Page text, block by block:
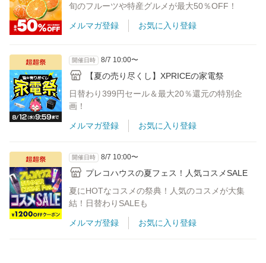
旬のフルーツや特産グルメが最大50％OFF！
メルマガ登録 お気に入り登録
開催日時 8/7 10:00〜
【夏の売り尽くし】XPRICEの家電祭
日替わり399円セール＆最大20％還元の特別企
画！
メルマガ登録 お気に入り登録
開催日時 8/7 10:00〜
プレコハウスの夏フェス！人気コスメSALE
夏にHOTなコスメの祭典！人気のコスメが大集
結！日替わりSALEも
メルマガ登録 お気に入り登録